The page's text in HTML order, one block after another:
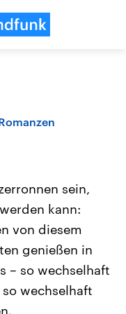
USA
Aktuelle Beiträge,
Hintergründe
Wirtschaftlich und
gehören die Vereinigten
mit großem Einfluss auf
sein,
kann:
von diesem
genießen in
– so wechselhaft
wechselhaft